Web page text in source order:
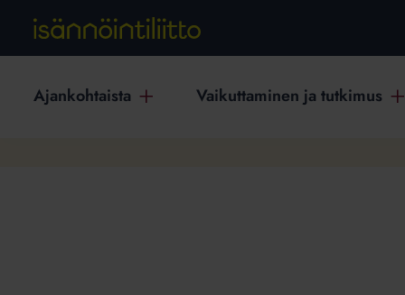
Ajankohtaista Vaikuttaminen ja tutkimus